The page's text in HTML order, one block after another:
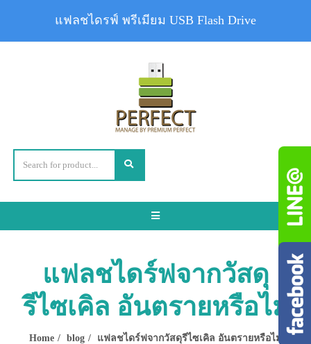
Toggle
แฟลชไดร์ฟจากวัสดุ
รีไซเคิล อันตรายหรือไม่
Home blog แฟลชไดร์ฟจากวัสดุรีไซเคิล อันตรายหรือไม่
แฟลชไดรฟ์ พรีเมียม USB Flash Drive